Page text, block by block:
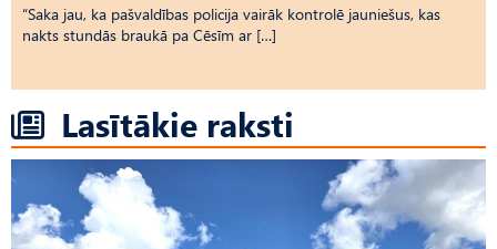
“Saka jau, ka pašvaldības policija vairāk kontrolē jauniešus, kas
nakts stundās braukā pa Cēsīm ar […]
Lasītākie raksti